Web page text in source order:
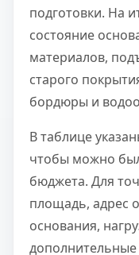
подготовки. На
состояние
материалов,
старого
бордюры и
В таблице
чтобы можно
бюджета. Для
площадь, адрес
основания,